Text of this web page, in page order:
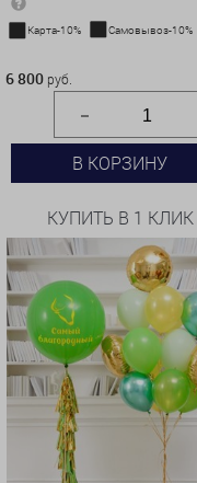
Карта-10% Самовывоз-10%
6 800 руб.
В КОРЗИНУ
КУПИТЬ В 1 КЛИК